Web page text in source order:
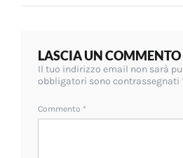
LASCIA UN COMMENTO
Il tuo indirizzo email non sarà
obbligatori sono contrassegnati
Commento *